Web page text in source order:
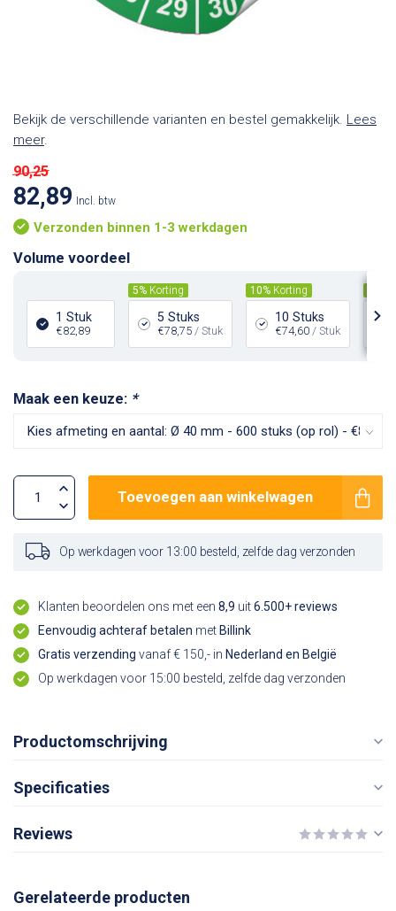
Bekijk de verschillende varianten en bestel gemakkelijk. Lees
meer.
90,25
82,89 Incl. btw
Verzonden binnen 1-3 werkdagen
Volume voordeel
1 Stuk
€82,89
5% Korting
5 Stuks
€78,75 / Stuk
10% Korting
10 Stuks
€74,60 / Stuk
Maak een keuze: *
Toevoegen aan winkelwagen
Op werkdagen voor 13:00 besteld, zelfde dag verzonden
Klanten beoordelen ons met een 8,9 uit6.500+ reviews
Eenvoudig achteraf betalen met Billink
Gratis verzending vanaf € 150,- in Nederland en België
Op werkdagen voor 15:00 besteld, zelfde dag verzonden
Productomschrijving
Specificaties
Reviews
Gerelateerde producten